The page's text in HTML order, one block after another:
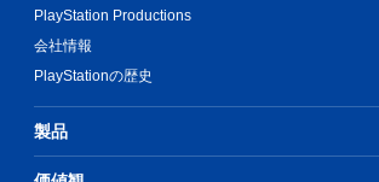
PlayStation Productions
会社情報
PlayStationの歴史
製品